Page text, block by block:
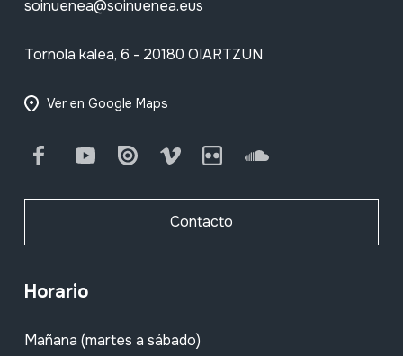
soinuenea@soinuenea.eus
Tornola kalea, 6 - 20180 OIARTZUN
Ver en Google Maps
FacebookYoutube Issuu Vimeo Flickr SoundCloud
Contacto
Horario
Mañana (martes a sábado)